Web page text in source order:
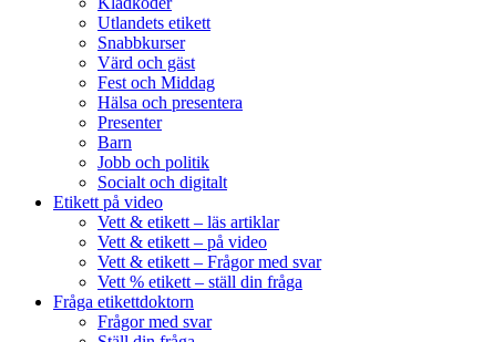
Utlandets etikett
Snabbkurser
Värd och gäst
Fest och Middag
Hälsa och presentera
Presenter
Barn
Jobb och politik
Socialt och digitalt
Etikett på video
Vett & etikett – läs artiklar
Vett & etikett – på video
Vett & etikett – Frågor med svar
Vett % etikett – ställ din fråga
Fråga etikettdoktorn
Frågor med svar